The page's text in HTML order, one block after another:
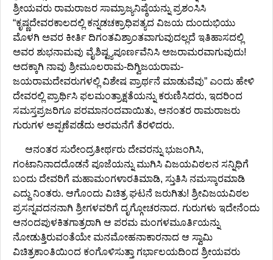
ಶ್ರೀಯವರು ರಾಮರಾಜರ ಸಾಮ್ರಾಜ್ಯನಿಷ್ಠೆಯನ್ನು ಪ್ರಶಂಸಿಸಿ
“ಕೃಷ್ಣದೇವರಕಾಲದಲ್ಲಿ ಕನ್ನಡಚಕ್ರಾಧಿಪತ್ಯದ ವಿಜಯ ದುಂದುಭಿಯು
ಮೊಳಗಿ ಅವರ ಕೀರ್ತಿ ದಿಗಂತವಿಶ್ರಾಂತವಾಗುವುದಲ್ಲದೆ ಇತಿಹಾಸದಲ್ಲಿ
ಅವರ ಶುಭನಾಮವು ವೈಶಿಷ್ಟ್ಯಪೂರ್ಣವೆನಿಸಿ ಅಜರಾಮರವಾಗುವುದು!
ಅದಕ್ಕಾಗಿ ನಾವು ಶ್ರೀಮೂಲರಾಮ-ದಿಗ್ವಿಜಯರಾಮ-
ಜಯರಾಮದೇವರುಗಳಲ್ಲಿ ವಿಶೇಷ ಪ್ರಾರ್ಥನೆ ಮಾಡುವೆವು” ಎಂದು ಹೇಳಿ
ದೇವರಲ್ಲಿ ಪ್ರಾರ್ಥಿಸಿ ಫಲಮಂತ್ರಾಕ್ಷತೆಯನ್ನು ಕರುಣಿಸಿದರು, ಇದರಿಂದ
ಸಮಸ್ತಪ್ರಜರಿಗೂ ಪರಮಾನಂದವಾಯಿತು, ಆನಂತರ ರಾಮರಾಜರು
ಗುರುಗಳ ಅಪ್ಪಣೆಪಡೆದು ಅರಮನೆಗೆ ತೆರಳಿದರು.
ಆನಂತರ ಸುರೇಂದ್ರತೀರ್ಥರು ದೇವರನ್ನು ಭುಜಂಗಿಸಿ,
ಗಂಟಾನಿನಾದದೊಡನೆ ಪೂಜೆಯನ್ನು ಮುಗಿಸಿ ವಿಜಯವಿಠಲನ ಸನ್ನಿಧಿಗೆ
ಬಂದು ದೇವರಿಗೆ ಮಹಾಮಂಗಳಾರತಿಮಾಡಿ, ಸ್ತುತಿಸಿ ನಮಸ್ಕಾರಮಾಡಿ
ಎದ್ದು ನಿಂತರು. ಆಗೊಂದು ವಿಚಿತ್ರ ಘಟನೆ ಜರುಗಿತು! ಶ್ರೀವಿಜಯವಿಠಲ
ಪ್ರಸನ್ನವದನನಾಗಿ ಶ್ರೀಗಳವರಿಗೆ ದೃಗ್ಗೋಚರನಾದ. ಗುರುಗಳು ಇದೇನೆಂದು
ಆನಂದಪುಳಕಿತಗಾತ್ರರಾಗಿ ಆ ಪರಮ ಮಂಗಳಮೂರ್ತಿಯನ್ನು
ನೋಡುತ್ತಿರುವಂತೆಯೇ ಮನಮೋಹನಾಕಾರನಾದ ಆ ಸ್ವಾಮಿ
ವಿಚಿತ್ರಕಾಂತಿಯಿಂದ ಕಂಗೊಳಿಸುತ್ತಾ ಗರ್ಭಾಲಯದಿಂದ ಶ್ರೀಯವರು